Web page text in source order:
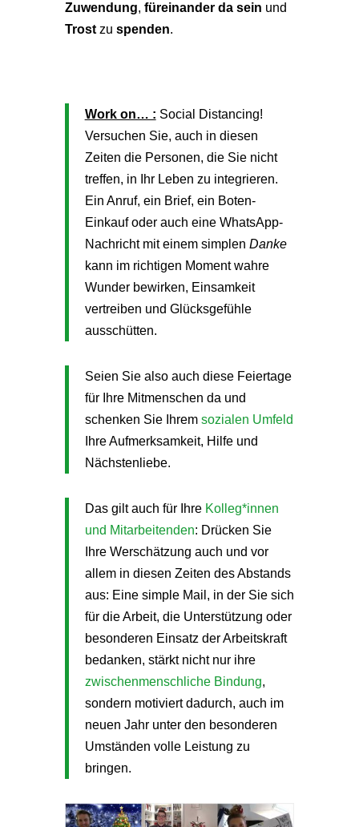
Zuwendung, füreinander da sein und
Trostzu spenden.
Work on… : Social Distancing!
Versuchen Sie, auch in diesen
Zeiten die Personen, die Sie nicht
treffen, in Ihr Leben zu integrieren.
Ein Anruf, ein Brief, ein Boten-
Einkauf oder auch eine WhatsApp-
Nachricht mit einem simplen Danke
kann im richtigen Moment wahre
Wunder bewirken, Einsamkeit
vertreiben und Glücksgefühle
ausschütten.
Seien Sie also auch diese Feiertage
für Ihre Mitmenschen da und
schenken Sie Ihrem sozialen Umfeld
Ihre Aufmerksamkeit, Hilfe und
Nächstenliebe.
Das gilt auch für Ihre Kolleg*innen
und Mitarbeitenden: Drücken Sie
Ihre Werschätzung auch und vor
allem in diesen Zeiten des Abstands
aus: Eine simple Mail, in der Sie sich
für die Arbeit, die Unterstützung oder
besonderen Einsatz der Arbeitskraft
bedanken, stärkt nicht nur ihre
zwischenmenschliche Bindung,
sondern motiviert dadurch, auch im
neuen Jahr unter den besonderen
Umständen volle Leistung zu
bringen.